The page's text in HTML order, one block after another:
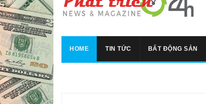
HOME TIN TỨC BẤT ĐỘNG SẢN